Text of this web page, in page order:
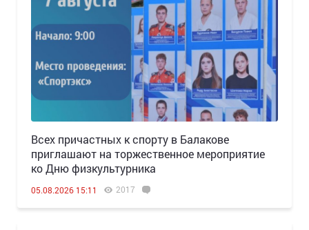
Всех причастных к спорту в Балакове
приглашают на торжественное мероприятие
ко Дню физкультурника
05.08.2026 15:11 2017